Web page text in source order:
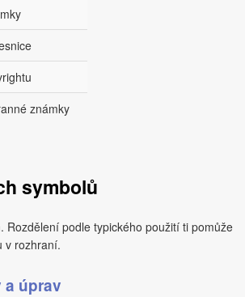
známky
symbolů
Rozdělení podle typického použití ti pomůže
v rozhraní.
úprav